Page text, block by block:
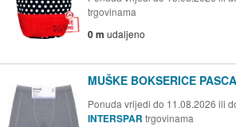
trgovinama
0 m udaljeno
MUŠKE BOKSERICE
Ponuda vrijedi do 11.08.2026 ili
INTERSPAR trgovinama